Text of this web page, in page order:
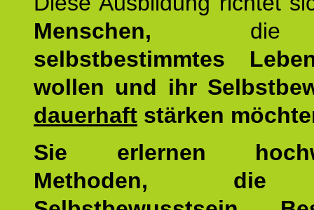
Menschen,
selbstbestimmtes
wollen und ihr
dauerhaft stärken
Sie erlernen
Methoden, die